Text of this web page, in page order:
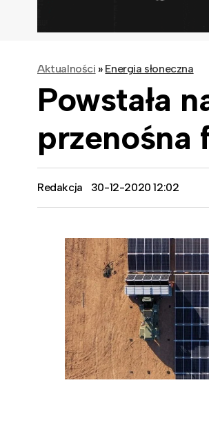
Aktualności » Energia słoneczna
Powstała
przenośna
Redakcja 30-12-2020 12:02